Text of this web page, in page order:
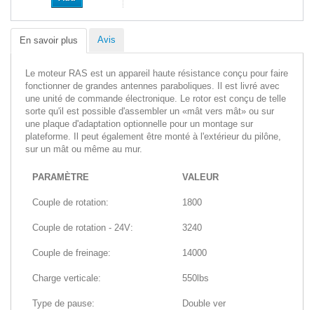
En savoir plus Avis
Le moteur RAS est un appareil haute résistance conçu pour faire
fonctionner de grandes antennes paraboliques. Il est livré avec
une unité de commande électronique. Le rotor est conçu de telle
sorte qu'il est possible d'assembler un «mât vers mât» ou sur
une plaque d'adaptation optionnelle pour un montage sur
plateforme. Il peut également être monté à l'extérieur du pilône,
sur un mât ou même au mur.
PARAMÈTRE VALEUR
Couple de rotation: 1800
Couple de rotation - 24V: 3240
Couple de freinage: 14000
Charge verticale: 550lbs
Type de pause: Double ver